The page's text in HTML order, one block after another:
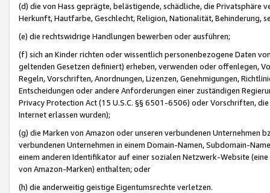
(d) die von Hass geprägte, belästigende, schädliche, die Privatsphäre
Herkunft, Hautfarbe, Geschlecht, Religion, Nationalität, Behinderung,
(e) die rechtswidrige Handlungen bewerben oder ausführen;
(f) sich an Kinder richten oder wissentlich personenbezogene Daten
geltenden Gesetzen definiert) erheben, verwenden oder offenlegen,
Regeln, Vorschriften, Anordnungen, Lizenzen, Genehmigungen,
Entscheidungen oder andere Anforderungen einer zuständigen
Privacy Protection Act (15 U.S.C. §§ 6501-6506) oder Vorschriften,
Internet erlassen wurden);
(g) die Marken von Amazon oder unseren verbundenen Unternehmen
verbundenen Unternehmen in einem Domain-Namen, Subdomain-
einem anderen Identifikator auf einer sozialen Netzwerk-Website
von Amazon-Marken) enthalten; oder
(h) die anderweitig geistige Eigentumsrechte verletzen.